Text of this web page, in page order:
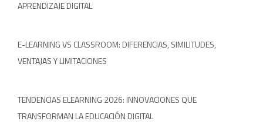
APRENDIZAJE DIGITAL
E-LEARNING VS CLASSROOM: DIFERENCIAS, SIMILITUDES,
VENTAJAS Y LIMITACIONES
TENDENCIAS ELEARNING 2026: INNOVACIONES QUE
TRANSFORMAN LA EDUCACIÓN DIGITAL